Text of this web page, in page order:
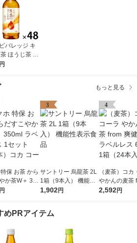
バレッジ キ
ほうじ茶 52
ト（48本）
円
もっと見る
特保 お茶 から
か茶W＋ 350
レス 1セッ
円
3
サントリー 烏龍茶 2L
1箱（9本入） 機能性
表示食品
1,902円
4
（麦茶）コカ
やかんの麦茶
健美茶 ラベ
2,592円
めPRアイテム